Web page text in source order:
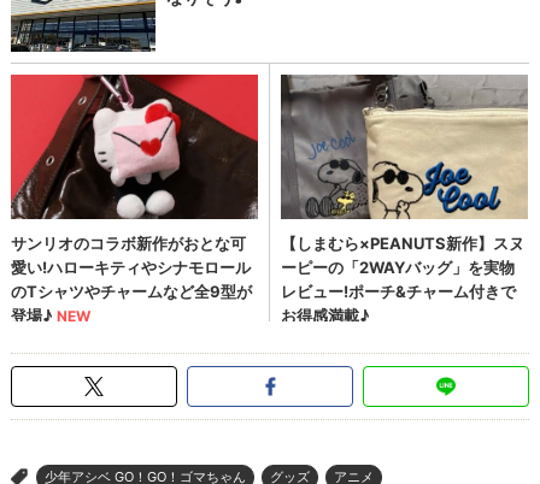
> 少年アシベ GO！GO！ゴマちゃん グッズ アニメ